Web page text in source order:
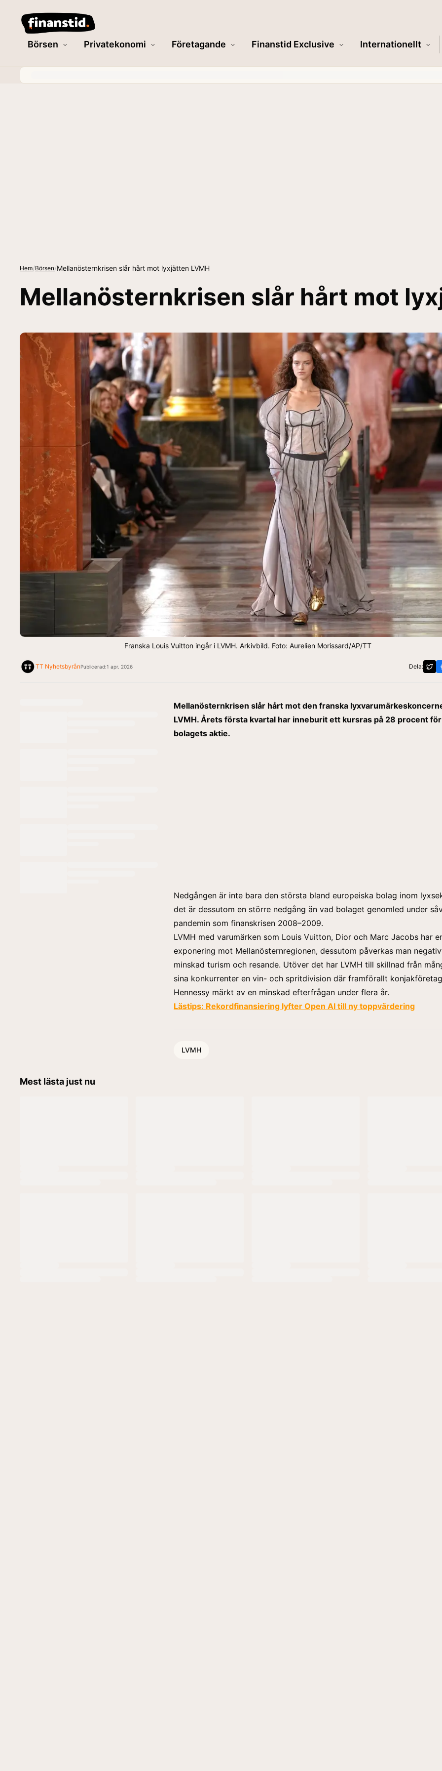
Börsen Privatekonomi Företagande Finanstid Exclusive Internationellt
Hem/Börsen/Mellanösternkrisen slår hårt mot lyxjätten LVMH
Mellanösternkrisen slår hårt mot
Franska Louis Vuitton ingår i LVMH. Arkivbild. Foto: Aurelien Morissard/AP/TT
TT NyhetsbyrånPublicerad:1 apr. 2026 Dela:
Mellanösternkrisen slår hårt mot den franska
LVMH. Årets första kvartal har inneburit ett kursras på 28 procent för
bolagets aktie.
Nedgången är inte bara den största bland europeiska bolag inom
det är dessutom en större nedgång än vad bolaget genomled under
pandemin som finanskrisen 2008–2009.
LVMH med varumärken som Louis Vuitton, Dior och Marc Jacobs har
exponering mot Mellanösternregionen, dessutom påverkas man
minskad turism och resande. Utöver det har LVMH till skillnad från
sina konkurrenter en vin- och spritdivision där framförallt
Hennessy märkt av en minskad efterfrågan under flera år.
Lästips: Rekordfinansiering lyfter Open AI till ny toppvärdering
LVMH
Mest lästa just nu